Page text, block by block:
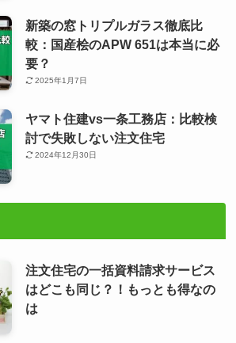
新築の窓トリプルガラス徹底比
較：国産桧のAPW 651は本当に必
要？
2025年1月7日
ヤマト住建vs一条工務店：比較検
討で失敗しない注文住宅
2024年12月30日
注文住宅の一括資料請求サービス
はどこも同じ？！もっとも得なの
は